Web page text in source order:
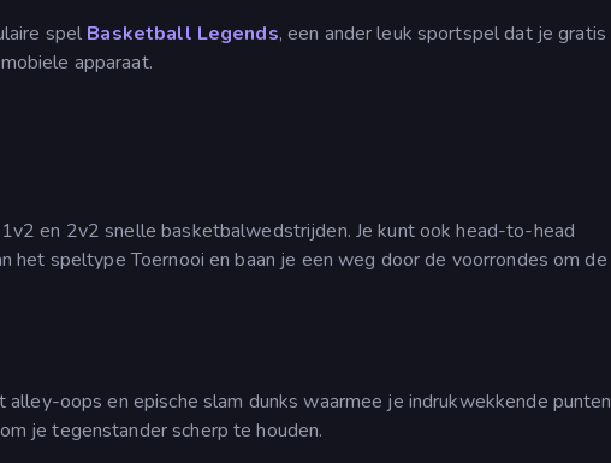
spel Basketball Legends, een ander leuk sportspel dat je gratis
apparaat.
en 2v2 snelle basketbalwedstrijden. Je kunt ook head-to-head
het speltype Toernooi en baan je een weg door de voorrondes om de
oops en epische slam dunks waarmee je indrukwekkende punten
je tegenstander scherp te houden.